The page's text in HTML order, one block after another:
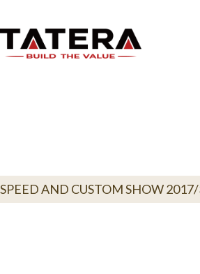
SPEED AND CUSTOM SHOW